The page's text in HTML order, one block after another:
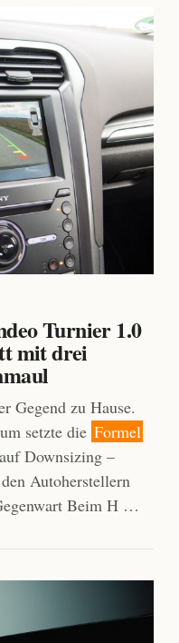
Turnier 1.0
mit drei
Gegend zu Hause.
setzte die Formel
Downsizing –
Autoherstellern
Beim H …